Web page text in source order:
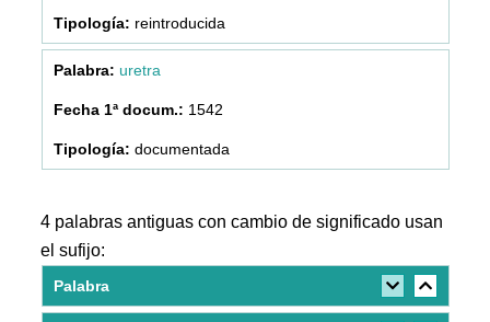
reintroducida
uretra
1542
documentada
4 palabras antiguas con cambio de significado usan
el sufijo:
Palabra